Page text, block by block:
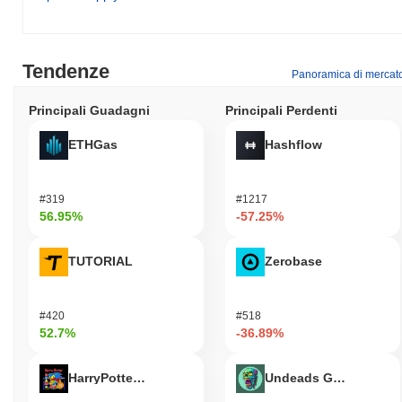
condividere asset digitali.
ROXY FROG protegge la sua rete attraverso un meccanismo di
consenso unico chiamato Proof of Stake (PoS), che migliora la
protezione della blockchain consentendo ai validatori di
e sono disposti a "mettere in stake". Questo metodo non solo
garantisce una validazione efficiente delle transazioni, ma
rete, rafforzando così la sicurezza complessiva della rete.
ROXY FROG ha affrontato controversie o rischi?
preoccupazioni riguardo all'estrema volatilità che può portare a
rapidi cambiamenti di prezzo. Inoltre, il progetto è stato scrutinato
di hack o rug pulls. Questioni legali relative alla conformità e alla
trasparenza del progetto hanno anche suscitato controversie
Tendenze Panoramica di
Principali Guadagni
ETHGas
#319
56.95%
TUTORIAL
#420
52.7%
HarryPotterObamaSonic10Inu (ETH)
Principali Perdenti
Hashflow
#1217
-57.25%
Zerobase
#518
-36.89%
Undeads Games